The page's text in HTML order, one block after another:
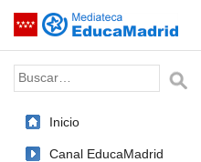
Saltar navegación
Palabra o frase:
Inicio
Canal EducaMadrid